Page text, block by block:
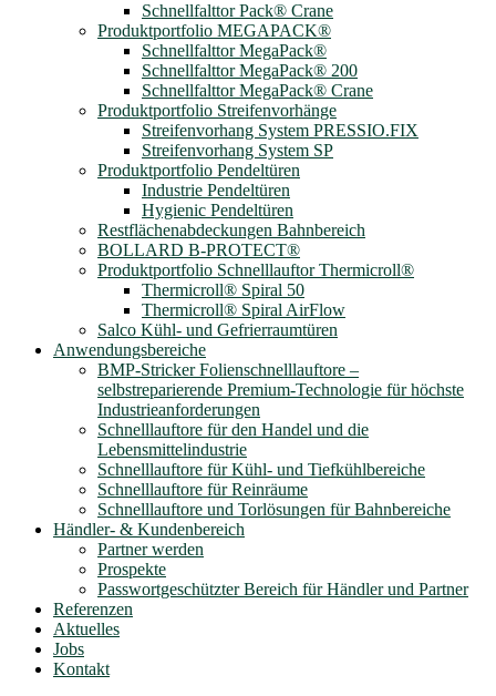
Schnellfalttor Pack® Crane
Produktportfolio MEGAPACK®
Schnellfalttor MegaPack®
Schnellfalttor MegaPack® 200
Schnellfalttor MegaPack® Crane
Produktportfolio Streifenvorhänge
Streifenvorhang System PRESSIO.FIX
Streifenvorhang System SP
Produktportfolio Pendeltüren
Industrie Pendeltüren
Hygienic Pendeltüren
Restflächenabdeckungen Bahnbereich
BOLLARD B-PROTECT®
Produktportfolio Schnelllauftor Thermicroll®
Thermicroll® Spiral 50
Thermicroll® Spiral AirFlow
Salco Kühl- und Gefrierraumtüren
Anwendungsbereiche
BMP-Stricker Folienschnelllauftore –
selbstreparierende Premium-Technologie für höchste
Industrieanforderungen
Schnelllauftore für den Handel und die
Lebensmittelindustrie
Schnelllauftore für Kühl- und Tiefkühlbereiche
Schnelllauftore für Reinräume
Schnelllauftore und Torlösungen für Bahnbereiche
Händler- & Kundenbereich
Partner werden
Prospekte
Passwortgeschützter Bereich für Händler und Partner
Referenzen
Aktuelles
Jobs
Kontakt